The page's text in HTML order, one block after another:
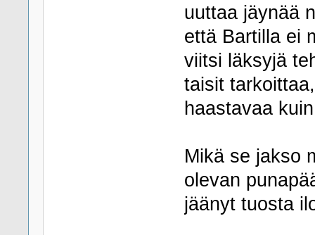
uuttaa jäynää
että Bartilla ei
viitsi läksyjä
taisit
haastavaa
Mikä se jakso
olevan
jäänyt tuosta